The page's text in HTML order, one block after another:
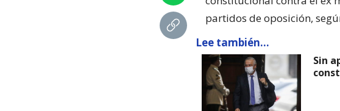
partidos de oposición,
Lee también...
Sin